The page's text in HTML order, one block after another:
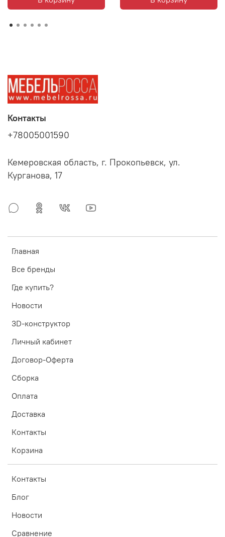
Главная
Все бренды
Где купить?
Новости
3D-конструктор
Личный кабинет
Договор-Оферта
Сборка
Оплата
Доставка
Контакты
Корзина
Контакты
Блог
Новости
Сравнение
Контакты
+78005001590
Кемеровская область, г. Прокопьевск, ул.
Курганова, 17